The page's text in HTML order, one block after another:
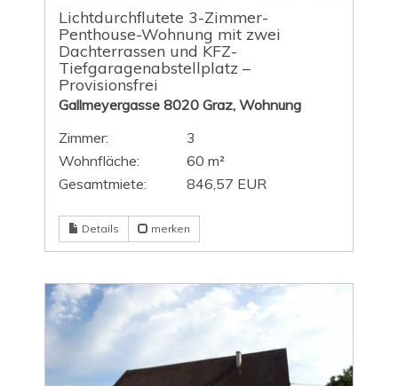
Lichtdurchflutete 3-Zimmer-
Penthouse-Wohnung mit zwei
Dachterrassen und KFZ-
Tiefgaragenabstellplatz –
Provisionsfrei
Gallmeyergasse 8020 Graz, Wohnung
Zimmer:
3
Wohnfläche:
60 m²
Gesamtmiete:
846,57 EUR
Details merken